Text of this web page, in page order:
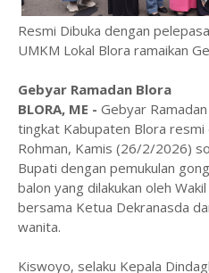
Resmi Dibuka dengan
UMKM Lokal Blora ramaikan
Gebyar Ramadan Blora
BLORA, ME - Gebyar
tingkat Kabupaten Blora resmi
Rohman, Kamis (26/2/2026)
Bupati dengan pemukulan
balon yang dilakukan oleh
bersama Ketua Dekranasda
wanita.
Kiswoyo, selaku Kepala